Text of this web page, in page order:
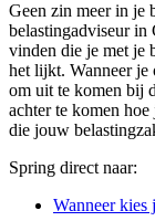
Geen zin meer in je
belastingadviseur in
vinden die je met je
het lijkt. Wanneer je
om uit te komen bij
achter te komen
die jouw
Spring direct naar:
Wanneer kies